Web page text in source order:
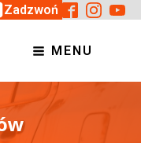
Zadzwoń
MENU